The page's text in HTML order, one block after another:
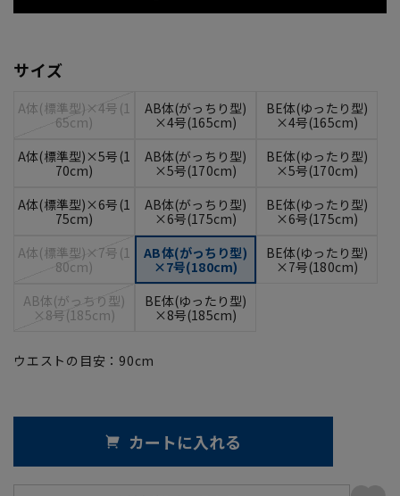
サイズ
A体(標準型)×4号(1
65cm)
AB体(がっちり型)
×4号(165cm)
BE体(ゆったり型)
×4号(165cm)
A体(標準型)×5号(1
70cm)
AB体(がっちり型)
×5号(170cm)
BE体(ゆったり型)
×5号(170cm)
A体(標準型)×6号(1
75cm)
AB体(がっちり型)
×6号(175cm)
BE体(ゆったり型)
×6号(175cm)
A体(標準型)×7号(1
80cm)
AB体(がっちり型)
×7号(180cm)
BE体(ゆったり型)
×7号(180cm)
AB体(がっちり型)
×8号(185cm)
BE体(ゆったり型)
×8号(185cm)
ウエストの目安： 90cm
カートに入れる